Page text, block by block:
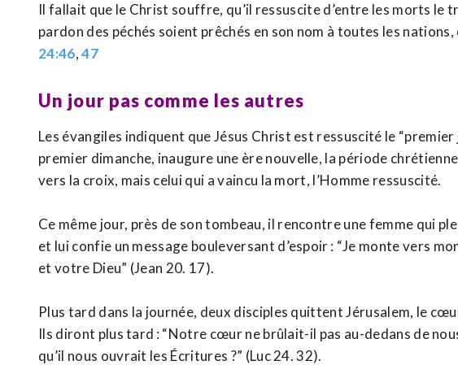
Il fallait que le Christ souffre, qu’il ressuscite d’entre les morts le
pardon des péchés soient prêchés en son nom à toutes les
24:46,47
Un jour pas comme les autres
Les évangiles indiquent que Jésus Christ est ressuscité le
premier dimanche, inaugure une ère nouvelle, la période
vers la croix, mais celui qui a vaincu la mort, l’Homme ressuscité.
Ce même jour, près de son tombeau, il rencontre une femme qui
et lui confie un message bouleversant d’espoir : “Je monte vers
et votre Dieu” (Jean 20. 17).
Plus tard dans la journée, deux disciples quittent Jérusalem, le
Ils diront plus tard : “Notre cœur ne brûlait-il pas au-dedans de
qu’il nous ouvrait les Écritures ?” (Luc 24. 32).